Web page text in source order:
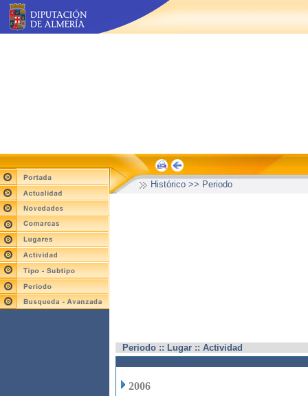
Histórico >> Periodo
Periodo :: Lugar :: Actividad
2006